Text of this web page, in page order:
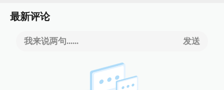
最新评论
我来说两句...... 发送